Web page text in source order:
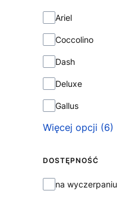
Marka
Ariel
Coccolino
Dash
Deluxe
Gallus
Więcej opcji (6)
DOSTĘPNOŚĆ
Dostępność
na wyczerpaniu